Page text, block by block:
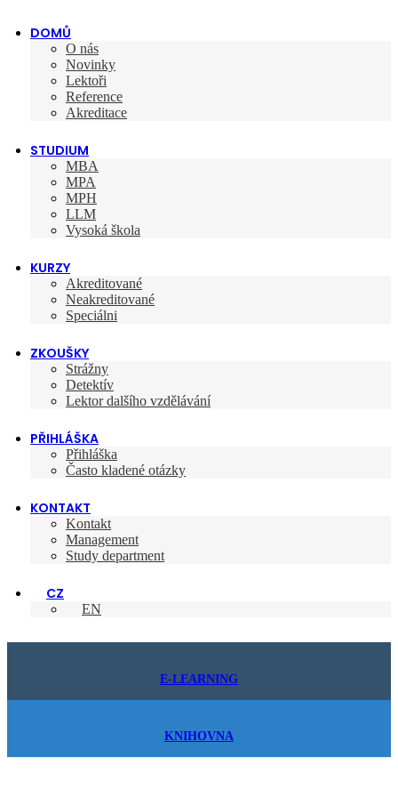
DOMŮ
O nás
Novinky
Lektoři
Reference
Akreditace
STUDIUM
MBA
MPA
MPH
LLM
Vysoká škola
KURZY
Akreditované
Neakreditované
Speciálni
ZKOUŠKY
Strážny
Detektív
Lektor dalšího vzdělávání
PŘIHLÁŠKA
Přihláška
Často kladené otázky
KONTAKT
Kontakt
Management
Study department
CZ
EN
E-LEARNING
KNIHOVNA